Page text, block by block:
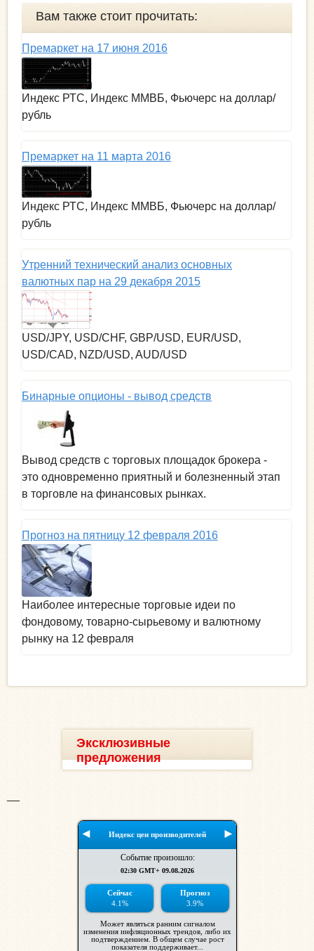
Вам также стоит прочитать:
Премаркет на 17 июня 2016
Индекс РТС, Индекс ММВБ, Фьючерс на доллар/
рубль
Премаркет на 11 марта 2016
Индекс РТС, Индекс ММВБ, Фьючерс на доллар/
рубль
Утренний технический анализ основных
валютных пар на 29 декабря 2015
USD/JPY, USD/CHF, GBP/USD, EUR/USD,
USD/CAD, NZD/USD, AUD/USD
Бинарные опционы - вывод средств
Вывод средств с торговых площадок брокера -
это одновременно приятный и болезненный этап
в торговле на финансовых рынках.
Прогноз на пятницу 12 февраля 2016
Наиболее интересные торговые идеи по
фондовому, товарно-сырьевому и валютному
рынку на 12 февраля
Эксклюзивные
предложения